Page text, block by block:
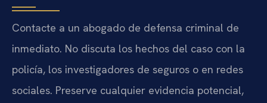
Contacte a un abogado de defensa criminal de
inmediato. No discuta los hechos del caso con la
policía, los investigadores de seguros o en redes
sociales. Preserve cualquier evidencia potencial,